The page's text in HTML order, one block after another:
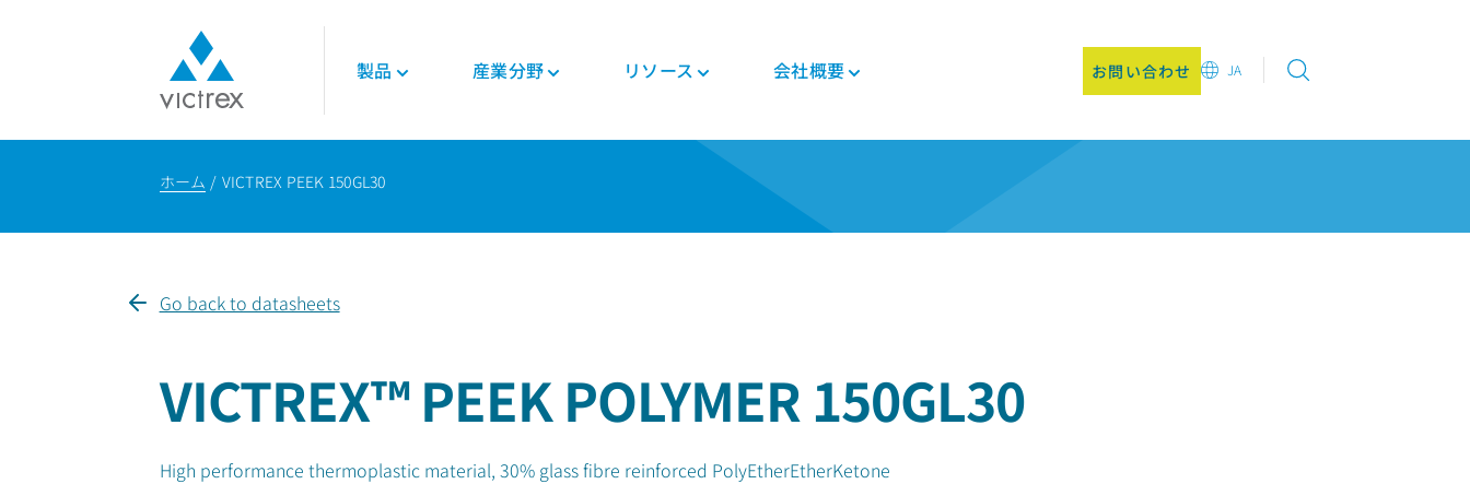
製品
PEEKポリマー
PEEKファイバー
ギヤ・ソリューショ
産業分野
インテリア
再生可能エネルギー
モータ・ソリューシ
食品接触用途
製造装置
化
生活家電
人体外用途
リソース
技術ガイド
冊子
MSDS
会社概要
て
供給安定性
ニュース・イベント
お問い合わせ JA
JA
ホーム VICTREX PEEK 150GL30
Go back to datasheets
VICTREX™ PEEK POLYMER 150GL30
High performance thermoplastic material, 30% glass fibre reinforced PolyEtherEtherKetone